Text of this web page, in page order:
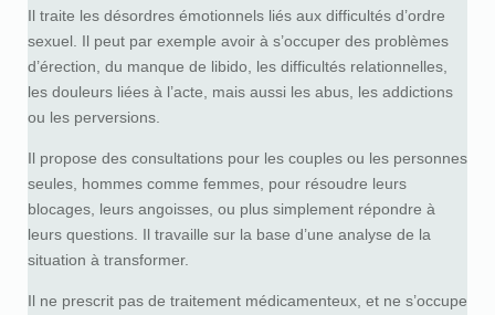
Il traite les désordres émotionnels liés aux difficultés d’ordre
sexuel. Il peut par exemple avoir à s’occuper des problèmes
d’érection, du manque de libido, les difficultés relationnelles,
les douleurs liées à l’acte, mais aussi les abus, les addictions
ou les perversions.
Il propose des consultations pour les couples ou les personnes
seules, hommes comme femmes, pour résoudre leurs
blocages, leurs angoisses, ou plus simplement répondre à
leurs questions. Il travaille sur la base d’une analyse de la
situation à transformer.
Il ne prescrit pas de traitement médicamenteux, et ne s’occupe